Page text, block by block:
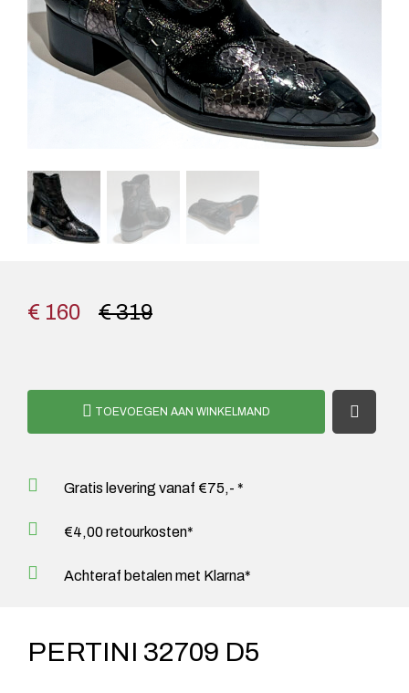
€ 319
€ 160
TOEVOEGEN AAN WINKELMAND
Gratis levering vanaf €75,- *
€4,00 retourkosten*
Achteraf betalen met Klarna*
PERTINI 32709 D5